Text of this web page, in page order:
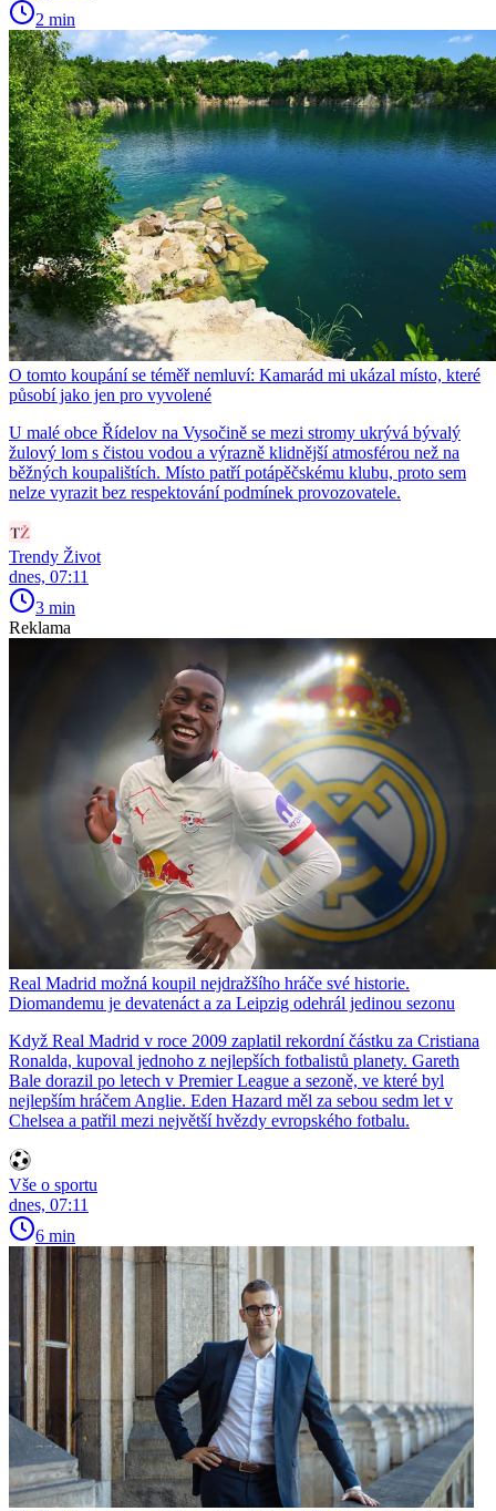
2 min
O tomto koupání se téměř nemluví: Kamarád mi ukázal místo, které
působí jako jen pro vyvolené
U malé obce Řídelov na Vysočině se mezi stromy ukrývá bývalý
žulový lom s čistou vodou a výrazně klidnější atmosférou než na
běžných koupalištích. Místo patří potápěčskému klubu, proto sem
nelze vyrazit bez respektování podmínek provozovatele.
Trendy Život
dnes, 07:11
3 min
Reklama
Real Madrid možná koupil nejdražšího hráče své historie.
Diomandemu je devatenáct a za Leipzig odehrál jedinou sezonu
Když Real Madrid v roce 2009 zaplatil rekordní částku za Cristiana
Ronalda, kupoval jednoho z nejlepších fotbalistů planety. Gareth
Bale dorazil po letech v Premier League a sezoně, ve které byl
nejlepším hráčem Anglie. Eden Hazard měl za sebou sedm let v
Chelsea a patřil mezi největší hvězdy evropského fotbalu.
Vše o sportu
dnes, 07:11
6 min